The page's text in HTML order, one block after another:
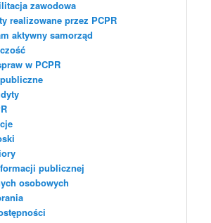
zawodowa
realizowane przez PCPR
aktywny samorząd
w PCPR
publicznej
osobowych